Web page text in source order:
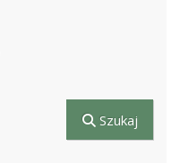
Szukaj